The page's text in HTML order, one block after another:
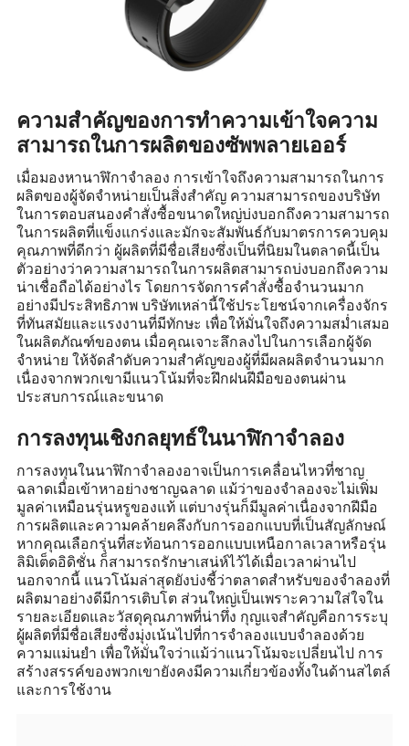
ความสำคัญของการทำความเข้าใจความ
สามารถในการผลิตของซัพพลายเออร์
เมื่อมองหานาฬิกาจำลอง การเข้าใจถึงความสามารถในการ
ผลิตของผู้จัดจำหน่ายเป็นสิ่งสำคัญ ความสามารถของบริษัท
ในการตอบสนองคำสั่งซื้อขนาดใหญ่บ่งบอกถึงความสามารถ
ในการผลิตที่แข็งแกร่งและมักจะสัมพันธ์กับมาตรการควบคุม
คุณภาพที่ดีกว่า ผู้ผลิตที่มีชื่อเสียงซึ่งเป็นที่นิยมในตลาดนี้เป็น
ตัวอย่างว่าความสามารถในการผลิตสามารถบ่งบอกถึงความ
น่าเชื่อถือได้อย่างไร โดยการจัดการคำสั่งซื้อจำนวนมาก
อย่างมีประสิทธิภาพ บริษัทเหล่านี้ใช้ประโยชน์จากเครื่องจักร
ที่ทันสมัยและแรงงานที่มีทักษะ เพื่อให้มั่นใจถึงความสม่ำเสมอ
ในผลิตภัณฑ์ของตน เมื่อคุณเจาะลึกลงไปในการเลือกผู้จัด
จำหน่าย ให้จัดลำดับความสำคัญของผู้ที่มีผลผลิตจำนวนมาก
เนื่องจากพวกเขามีแนวโน้มที่จะฝึกฝนฝีมือของตนผ่าน
ประสบการณ์และขนาด
การลงทุนเชิงกลยุทธ์ในนาฬิกาจำลอง
การลงทุนในนาฬิกาจำลองอาจเป็นการเคลื่อนไหวที่ชาญ
ฉลาดเมื่อเข้าหาอย่างชาญฉลาด แม้ว่าของจำลองจะไม่เพิ่ม
มูลค่าเหมือนรุ่นหรูของแท้ แต่บางรุ่นก็มีมูลค่าเนื่องจากฝีมือ
การผลิตและความคล้ายคลึงกับการออกแบบที่เป็นสัญลักษณ์
หากคุณเลือกรุ่นที่สะท้อนการออกแบบเหนือกาลเวลาหรือรุ่น
ลิมิเต็ดอิดิชั่น ก็สามารถรักษาเสน่ห์ไว้ได้เมื่อเวลาผ่านไป
นอกจากนี้ แนวโน้มล่าสุดยังบ่งชี้ว่าตลาดสำหรับของจำลองที่
ผลิตมาอย่างดีมีการเติบโต ส่วนใหญ่เป็นเพราะความใส่ใจใน
รายละเอียดและวัสดุคุณภาพที่น่าทึ่ง กุญแจสำคัญคือการระบุ
ผู้ผลิตที่มีชื่อเสียงซึ่งมุ่งเน้นไปที่การจำลองแบบจำลองด้วย
ความแม่นยำ เพื่อให้มั่นใจว่าแม้ว่าแนวโน้มจะเปลี่ยนไป การ
สร้างสรรค์ของพวกเขายังคงมีความเกี่ยวข้องทั้งในด้านสไตล์
และการใช้งาน